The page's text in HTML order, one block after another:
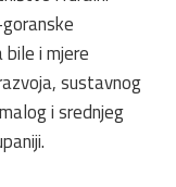
bile i mjere
sustavnog
i srednjeg